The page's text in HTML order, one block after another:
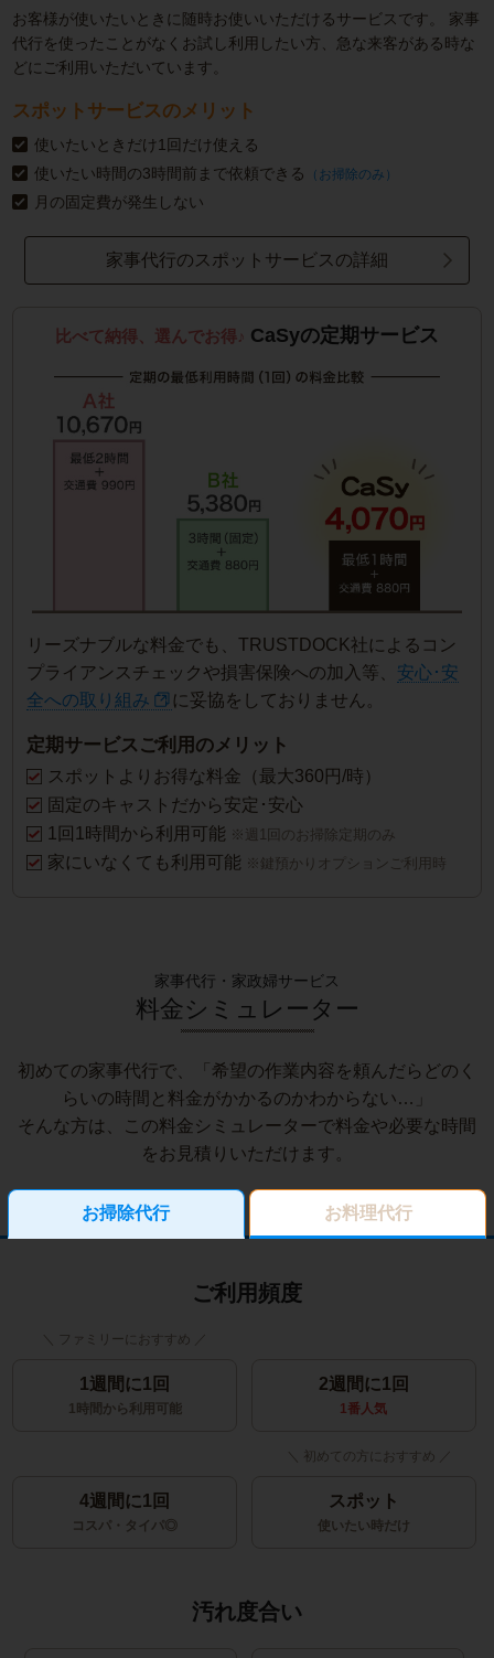
お客様が使いたいときに随時お使いいただけるサービスです。
家事
代行を使ったことがなくお試し利用したい方、急な来客がある時な
どにご利用いただいています。
スポットサービスのメリット
使いたいときだけ1回だけ使える
使いたい時間の3時間前まで依頼できる
（お掃除のみ）
月の固定費が発生しない
家事代行のスポットサービスの詳細
比べて納得、選んでお得♪ CaSyの定期サービス
リーズナブルな料金でも、TRUSTDOCK社によるコン
プライアンスチェックや損害保険への加入等、 安心･安
全への取り組み
に妥協をしておりません。
定期サービスご利用のメリット
スポットよりお得な料金（最大360円/時）
固定のキャストだから安定･安心
1回1時間から利用可能 ※週1回のお掃除定期のみ
家にいなくても利用可能 ※鍵預かりオプションご利用時
家事代行・家政婦サービス
料金シミュレーター
初めての家事代行で、「希望の作業内容を頼んだらどのく
らいの時間と料金がかかるのかわからない…」
そんな方は、この料金シミュレーターで料金や必要な時間
をお見積りいただけます。
お掃除代行 お料理代行
ご利用頻度
1週間に1回
1時間から利用可能
2週間に1回
1番人気
4週間に1回
コスパ・タイパ◎
スポット
使いたい時だけ
汚れ度合い